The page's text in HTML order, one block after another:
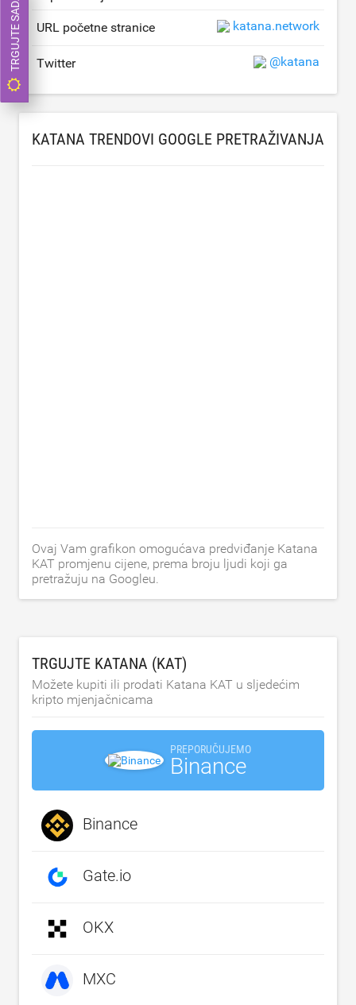
URL početne stranice katana.network
Twitter @katana
KATANA TRENDOVI GOOGLE PRETRAŽIVANJA
Ovaj Vam grafikon omogućava predviđanje Katana
KAT promjenu cijene, prema broju ljudi koji ga
pretražuju na Googleu.
TRGUJTE KATANA (KAT)
Možete kupiti ili prodati Katana KAT u sljedećim
kripto mjenjačnicama
PREPORUČUJEMO
Binance
Binance
Gate.io
OKX
MXC
TRGUJTE SADA